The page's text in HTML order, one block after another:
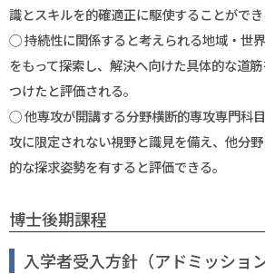
識とスキルを的確適正に駆使することができ
◯ 持続性に関係すると考えられる地域・世
をもって探索し、解決へ向けた具体的な道
つけたと評価される。
◯ 他専攻が開講する分野横断的専攻専門科
攻に限定されない視野と識見を備え、他分
的な探求姿勢を有すると評価できる。
博士後期課程
入学者受入方針（アドミッショ